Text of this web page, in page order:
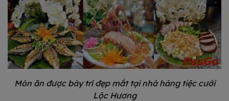
Món ăn được bày trí đẹp mắt tại nhà hàng tiệc cưới
Lộc Hương